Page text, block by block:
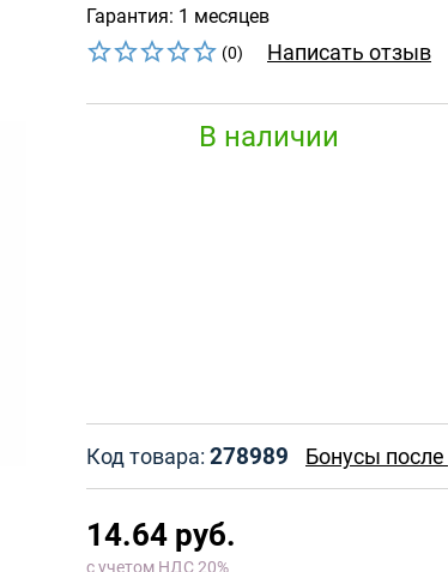
Гарантия: 1 месяцев
(0) Написать отзыв
В наличии
Код товара: 278989 Бонусы
14.64 руб.
с учетом НДС 20%